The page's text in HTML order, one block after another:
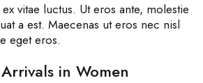
vitae luctus. Ut eros ante, molestie
a est. Maecenas ut eros nec nisl
eget eros.
in Women